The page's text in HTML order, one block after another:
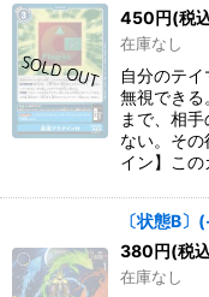
450 円(税
在庫なし
自分のテ
無視できる
まで、相
ない。そ
イン】こ
〔状態B
380 円(税
在庫なし